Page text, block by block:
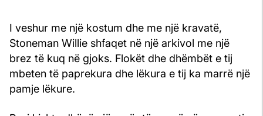
I veshur me një kostum dhe me një kravatë,
Stoneman Willie shfaqet në një arkivol me një
brez të kuq në gjoks. Flokët dhe dhëmbët e tij
mbeten të paprekura dhe lëkura e tij ka marrë një
pamje lëkure.